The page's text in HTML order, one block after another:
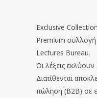
Exclusive
Premium συλλογή
Lectures Bureau.
Οι λέξεις εκλύουν
Διατίθενται
πώληση (B2B) σε